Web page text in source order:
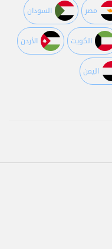
مصر السودان
الكويت اﻷردن
اليمن